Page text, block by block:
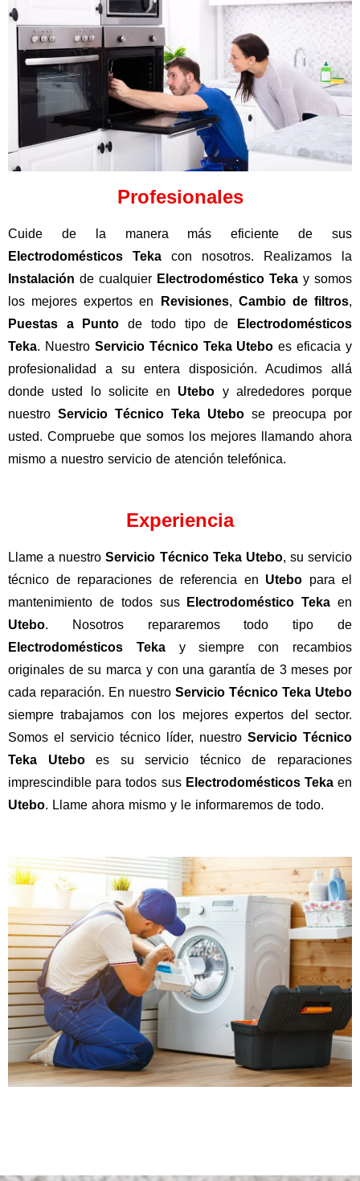
Profesionales
Cuide de la manera más eficiente de sus
Electrodomésticos Teka con nosotros. Realizamos la
Instalación de cualquier Electrodoméstico Teka y somos
los mejores expertos en
Revisiones, Cambio de filtros,
Puestas a Punto de todo tipo de
Electrodomésticos
Teka. Nuestro Servicio Técnico Teka Utebo es eficacia y
profesionalidad a su entera disposición. Acudimos allá
donde usted lo solicite en Utebo y alrededores porque
nuestro Servicio Técnico Teka Utebo se preocupa por
usted. Compruebe que somos los mejores llamando ahora
mismo a nuestro servicio de atención telefónica.
Experiencia
Llame a nuestroServicio Técnico Teka Utebo, su servicio
técnico de reparaciones de referencia en Utebo para el
mantenimiento de todos sus
Electrodoméstico Teka en
Utebo. Nosotros repararemos todo tipo de
Electrodomésticos Tekay siempre con recambios
originales de su marca y con una garantía de 3 meses por
cada reparación. En nuestro Servicio Técnico Teka Utebo
siempre trabajamos con los mejores expertos del sector.
Somos el servicio técnico líder, nuestro Servicio Técnico
Teka Uteboes su servicio técnico de reparaciones
imprescindible para todos sus Electrodomésticos Tekaen
Utebo. Llame ahora mismo y le informaremos de todo.